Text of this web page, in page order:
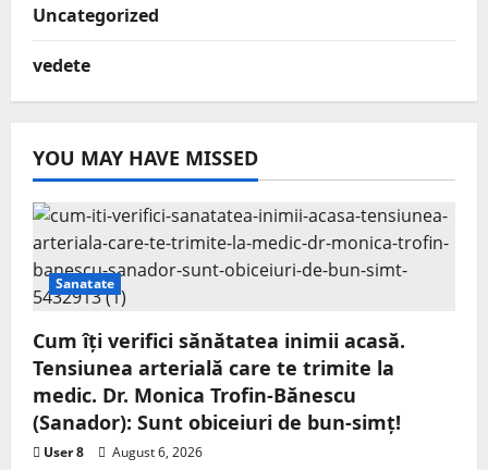
Uncategorized
vedete
YOU MAY HAVE MISSED
Sanatate
Cum îți verifici sănătatea inimii acasă.
Tensiunea arterială care te trimite la
medic. Dr. Monica Trofin-Bănescu
(Sanador): Sunt obiceiuri de bun-simț!
User 8 August 6, 2026